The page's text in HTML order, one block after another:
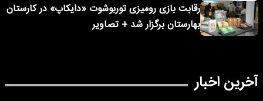
رقابت بازی رومیزی توربوشوت «دایکاپ» در کارستان
بهارستان برگزار شد + تصاویر
آخرین اخبار